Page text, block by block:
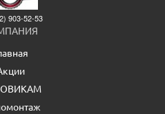
903-52-53